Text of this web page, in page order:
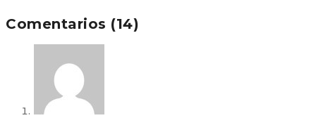
Comentarios (14)